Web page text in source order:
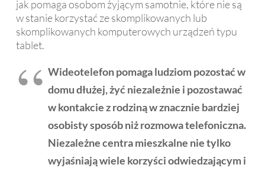
jak pomaga osobom żyjącym samotnie, które nie są
w stanie korzystać ze skomplikowanych lub
skomplikowanych komputerowych urządzeń typu
tablet.
Wideotelefon pomaga ludziom pozostać w
domu dłużej, żyć niezależnie i pozostawać
w kontakcie z rodziną w znacznie bardziej
osobisty sposób niż rozmowa telefoniczna.
Niezależne centra mieszkalne nie tylko
wyjaśniają wiele korzyści odwiedzającym i